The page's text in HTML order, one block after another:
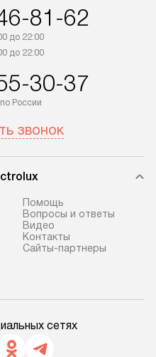
81-62
до 22:00
до 22:00
30-37
России
звонок
Помощь
Вопросы и ответы
Видео
Контакты
Сайты-партнеры
сетях